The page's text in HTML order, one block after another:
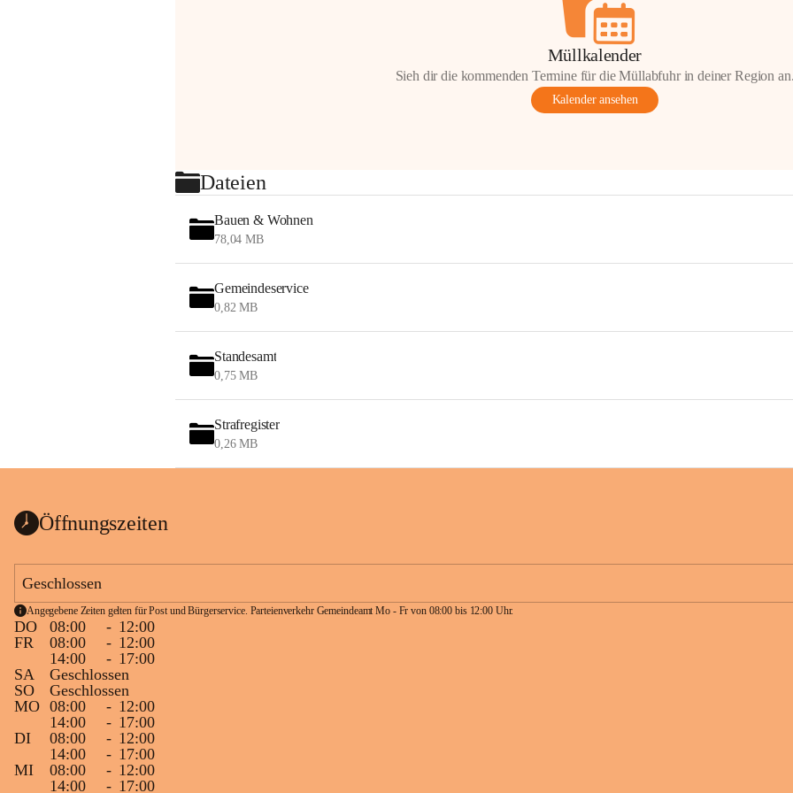
Müllkalender
Sieh dir die kommenden Termine für die Müllabfuhr in deiner Region
Kalender ansehen
Dateien
Bauen & Wohnen
78,04 MB
Gemeindeservice
0,82 MB
Standesamt
0,75 MB
Strafregister
0,26 MB
Öffnungszeiten
Geschlossen
Angegebene Zeiten gelten für Post und Bürgerservice. Parteienverkehr Gemeindeamt Mo - Fr von 08:00 bis 12:00 Uhr.
DO 08:00 - 12:00
FR
08:00 - 12:00
14:00
- 17:00
SA
Geschlossen
SO
Geschlossen
MO 08:00 - 12:00
14:00
- 17:00
DI
08:00 - 12:00
14:00
- 17:00
MI
08:00 - 12:00
14:00
- 17:00